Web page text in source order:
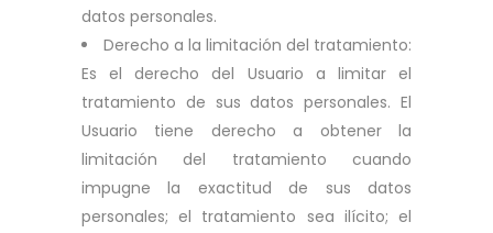
datos personales.
Derecho a la limitación del tratamiento:
Es el derecho del Usuario a limitar el
tratamiento de sus datos personales. El
Usuario tiene derecho a obtener la
limitación del tratamiento cuando
impugne la exactitud de sus datos
personales; el tratamiento sea ilícito; el